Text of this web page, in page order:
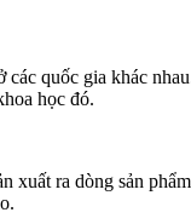
quốc gia khác
học đó.
ra dòng sản